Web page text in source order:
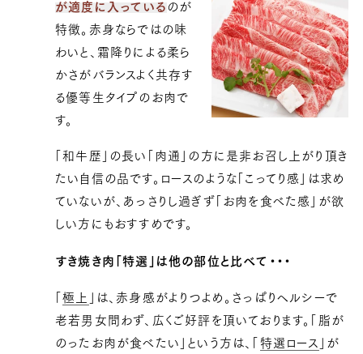
12,960 円
10800.0
39369099968643
true 4-5人前（800g）
99994
が適度に入っている のが
特徴。赤身ならではの味
わいと、霜降りによる柔ら
かさがバランスよく共存す
る優等生タイプのお肉で
す。
「和牛歴」の長い「肉通」の方に是非お召し上がり頂き
たい自信の品です。ロースのような「こってり感」は求め
ていないが、あっさりし過ぎず「お肉を食べた感」が欲
しい方にもおすすめです。
すき焼き肉「特選」は他の部位と比べて・・・
「極上
」は、赤身感がよりつよめ。さっぱりヘルシーで
老若男女問わず、広くご好評を頂いております。「脂が
のったお肉が食べたい」という方は、「 特選ロース
」が